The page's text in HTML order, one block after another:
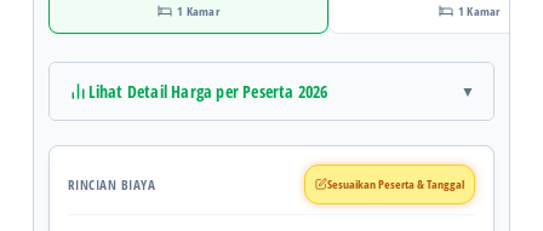
1 Kamar 1 Kamar
Lihat Detail Harga per Peserta 2026
RINCIAN BIAYA Sesuaikan Peserta & Tanggal